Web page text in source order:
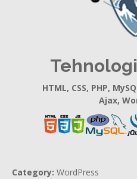
HTML, CSS, PHP,
Ajax,
Category: WordPress